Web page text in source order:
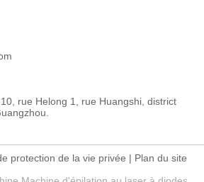
rue Helong 1, rue Huangshi, district
protection de la vie privée | Plan du site